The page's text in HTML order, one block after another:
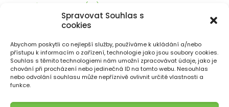
Spravovat Souhlas s
cookies
Abychom poskytli co nejlepší služby, používáme k ukládání a/nebo
přístupu k informacím o zařízení, technologie jako jsou soubory cookies.
Souhlas s těmito technologiemi nám umožní zpracovávat údaje, jako je
chování při procházení nebo jedinečná ID na tomto webu. Nesouhlas
nebo odvolání souhlasu může nepříznivě ovlivnit určité vlastnosti a
funkce.
Zásady cookies (EU)
NAPIŠTE NÁM
radaasf@gmail.com